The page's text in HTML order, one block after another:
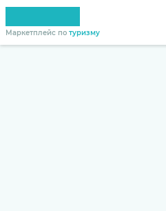
Маркетплейс по туризму